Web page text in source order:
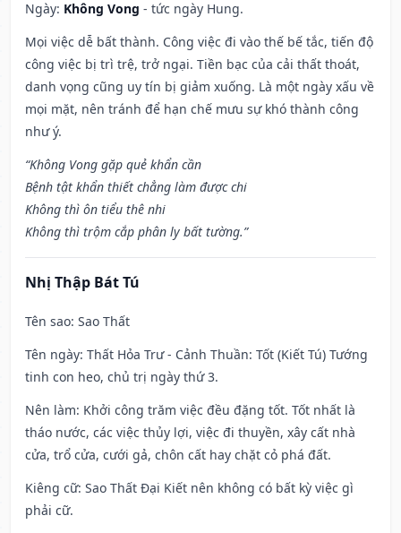
Ngày: Không Vong - tức ngày Hung.
Mọi việc dễ bất thành. Công việc đi vào thế bế tắc, tiến độ
công việc bị trì trệ, trở ngại. Tiền bạc của cải thất thoát,
danh vọng cũng uy tín bị giảm xuống. Là một ngày xấu về
mọi mặt, nên tránh để hạn chế mưu sự khó thành công
như ý.
“Không Vong gặp quẻ khẩn cần
Bệnh tật khẩn thiết chẳng làm được chi
Không thì ôn tiểu thê nhi
Không thì trộm cắp phân ly bất tường.”
Nhị Thập Bát Tú
Tên sao: Sao Thất
Tên ngày: Thất Hỏa Trư - Cảnh Thuần: Tốt (Kiết Tú) Tướng
tinh con heo, chủ trị ngày thứ 3.
Nên làm: Khởi công trăm việc đều đặng tốt. Tốt nhất là
tháo nước, các việc thủy lợi, việc đi thuyền, xây cất nhà
cửa, trổ cửa, cưới gả, chôn cất hay chặt cỏ phá đất.
Kiêng cữ: Sao Thất Đại Kiết nên không có bất kỳ việc gì
phải cữ.